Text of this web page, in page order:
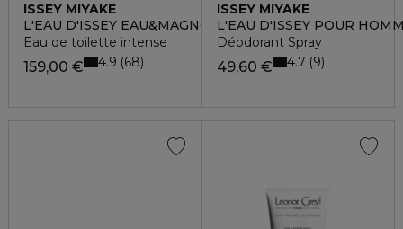
ISSEY MIYAKE
L'EAU D'ISSEY EAU&MAGNOLIA
Eau de toilette intense
159,00 € 4.9 68
ISSEY MIYAKE
L'EAU D'ISSEY POUR
Déodorant Spray
49,60 € 4.7 9